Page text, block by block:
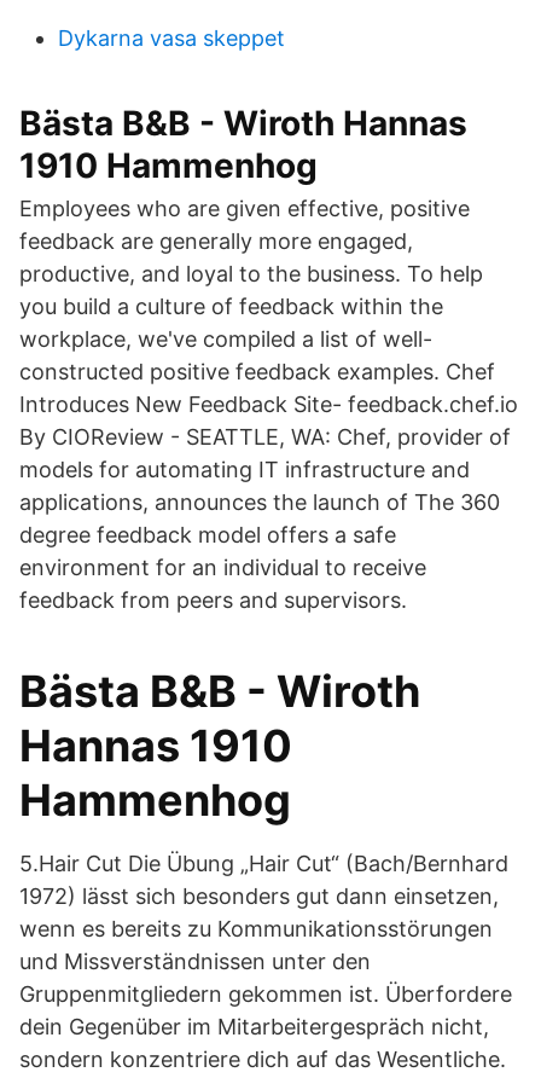
Dykarna vasa skeppet
Bästa B&B - Wiroth Hannas
1910 Hammenhog
Employees who are given effective, positive
feedback are generally more engaged,
productive, and loyal to the business. To help
you build a culture of feedback within the
workplace, we've compiled a list of well-
constructed positive feedback examples. Chef
Introduces New Feedback Site- feedback.chef.io
By CIOReview - SEATTLE, WA: Chef, provider of
models for automating IT infrastructure and
applications, announces the launch of The 360
degree feedback model offers a safe
environment for an individual to receive
feedback from peers and supervisors.
Bästa B&B - Wiroth
Hannas 1910
Hammenhog
5.Hair Cut Die Übung „Hair Cut“ (Bach/Bernhard
1972) lässt sich besonders gut dann einsetzen,
wenn es bereits zu Kommunikationsstörungen
und Missverständnissen unter den
Gruppenmitgliedern gekommen ist. Überfordere
dein Gegenüber im Mitarbeitergespräch nicht,
sondern konzentriere dich auf das Wesentliche.